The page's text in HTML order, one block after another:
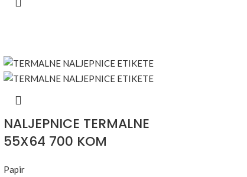
NALJEPNICE TERMALNE
55X64 700 KOM
Papir